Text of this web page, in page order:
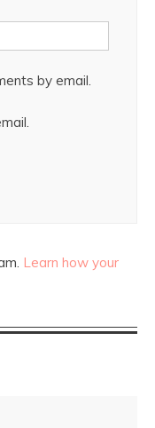
by email.
Learn how your